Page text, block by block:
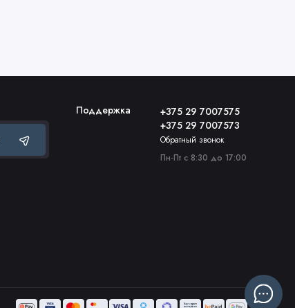
Поддержка
+375 29 7007575
+375 29 7007573
Обратный звонок
Пн-Пт с 8:30 до 17:00